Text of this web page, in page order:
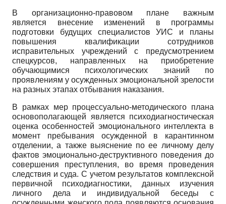
В организационно-правовом плане важным
является внесение изменений в программы
подготовки будущих специалистов УИС и планы
повышения квалификации сотрудников
исправительных учреждений с предусмотрением
спецкурсов, направленных на приобретение
обучающимися психологических знаний по
проявлениям у осужденных эмоциональной зрелости
на разных этапах отбывания наказания.
В рамках мер процессуально-методического плана
основополагающей является психодиагностическая
оценка особенностей эмоционального интеллекта в
момент пребывания осужденной в карантинном
отделении, а также выяснение по ее личному делу
фактов эмоционально-деструктивного поведения до
совершения преступления, во время проведения
следствия и суда. С учетом результатов комплексной
первичной психодиагностики, данных изучения
личного дела и индивидуальной беседы с